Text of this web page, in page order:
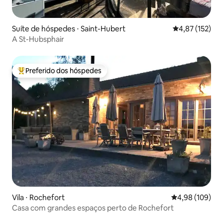
Suíte de hóspedes ⋅ Saint-Hubert 4,87 de uma
4,87 (152)
A St-Hubsphair
Entre os melhores preferidos dos hóspedes
Preferido dos hóspedes
Vila ⋅ Rochefort 4,98 de uma
4,98 (109)
Casa com grandes espaços perto de Rochefort